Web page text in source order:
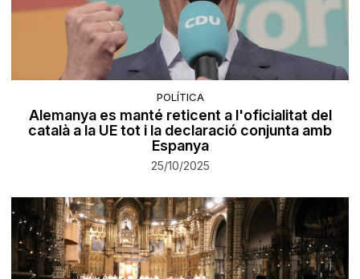
POLÍTICA
Alemanya es manté reticent a l'oficialitat del
català a la UE tot i la declaració conjunta amb
Espanya
25/10/2025